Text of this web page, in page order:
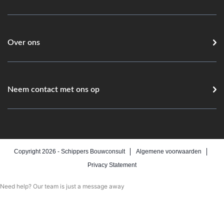
Over ons
Neem contact met ons op
Copyright 2026 - Schippers Bouwconsult
Algemene voorwaarden
Privacy Statement
Need help? Our team is just a message away